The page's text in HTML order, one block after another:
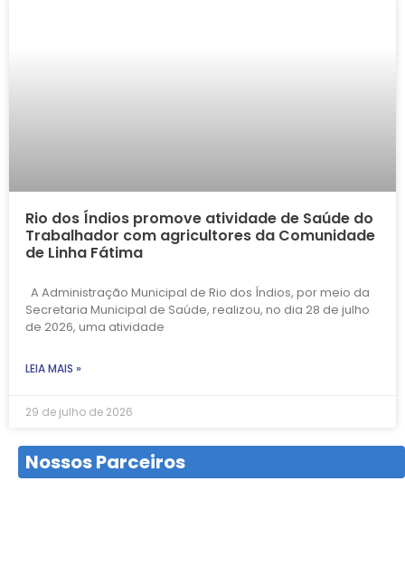
Rio dos Índios promove atividade de Saúde do
Trabalhador com agricultores da Comunidade
de Linha Fátima
A Administração Municipal de Rio dos Índios, por meio da
Secretaria Municipal de Saúde, realizou, no dia 28 de julho
de 2026, uma atividade
LEIA MAIS »
29 de julho de 2026
Nossos Parceiros